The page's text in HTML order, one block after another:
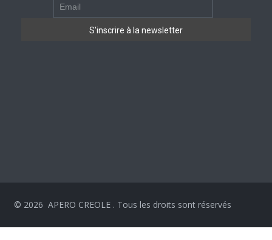
© 2026 APERO CREOLE . Tous les droits sont réservés